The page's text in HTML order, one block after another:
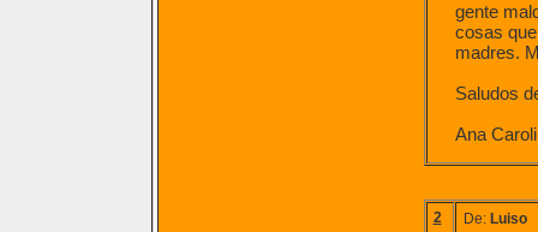
gente
cosas
madres.
Saludos
Ana
2 De: Luiso